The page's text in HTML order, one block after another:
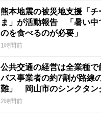
熊本地震の被災地支援「チ
ま」が活動報告 「暑い中
のを食べるのが必要」
1時間前
公共交通の経営は全業種
バス事業者の約7割が路線
難」 岡山市のシンクタン
2時間前